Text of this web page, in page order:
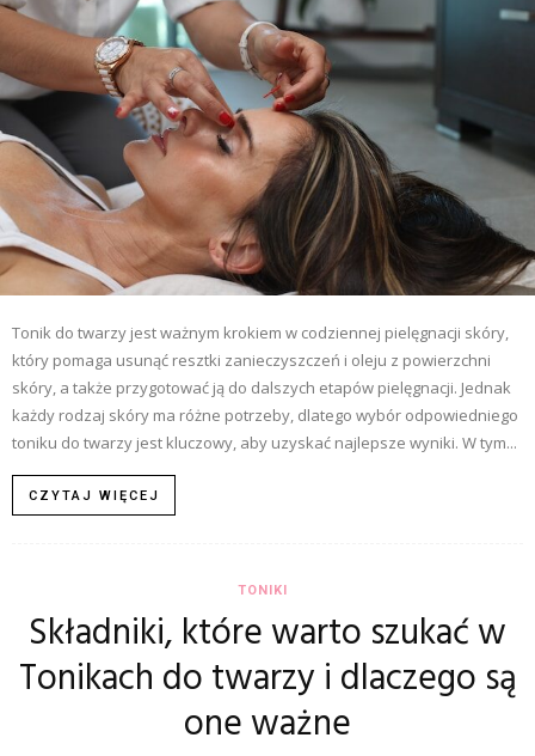
Tonik do twarzy jest ważnym krokiem w codziennej pielęgnacji skóry,
który pomaga usunąć resztki zanieczyszczeń i oleju z powierzchni
skóry, a także przygotować ją do dalszych etapów pielęgnacji. Jednak
każdy rodzaj skóry ma różne potrzeby, dlatego wybór odpowiedniego
toniku do twarzy jest kluczowy, aby uzyskać najlepsze wyniki. W tym...
CZYTAJ WIĘCEJ
TONIKI
Składniki, które warto szukać w
Tonikach do twarzy i dlaczego są
one ważne